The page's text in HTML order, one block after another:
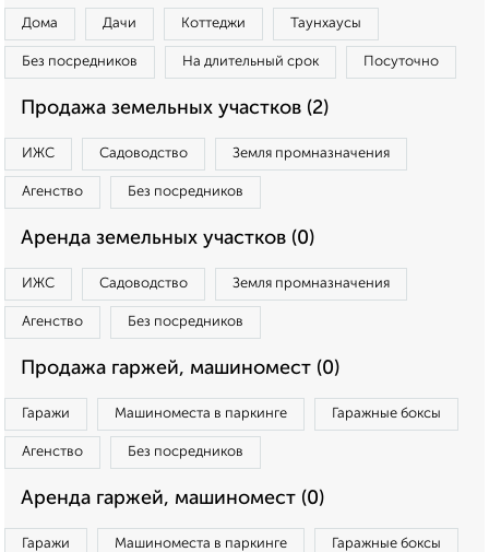
Дома Дачи Коттеджи Таунхаусы
Без посредников На длительный срок Посуточно
Продажа земельных участков (2)
ИЖС Садоводство Земля промназначения
Агенство Без посредников
Аренда земельных участков (0)
ИЖС Садоводство Земля промназначения
Агенство Без посредников
Продажа гаржей, машиномест (0)
Гаражи Машиноместа в паркинге Гаражные боксы
Агенство Без посредников
Аренда гаржей, машиномест (0)
Гаражи Машиноместа в паркинге Гаражные боксы